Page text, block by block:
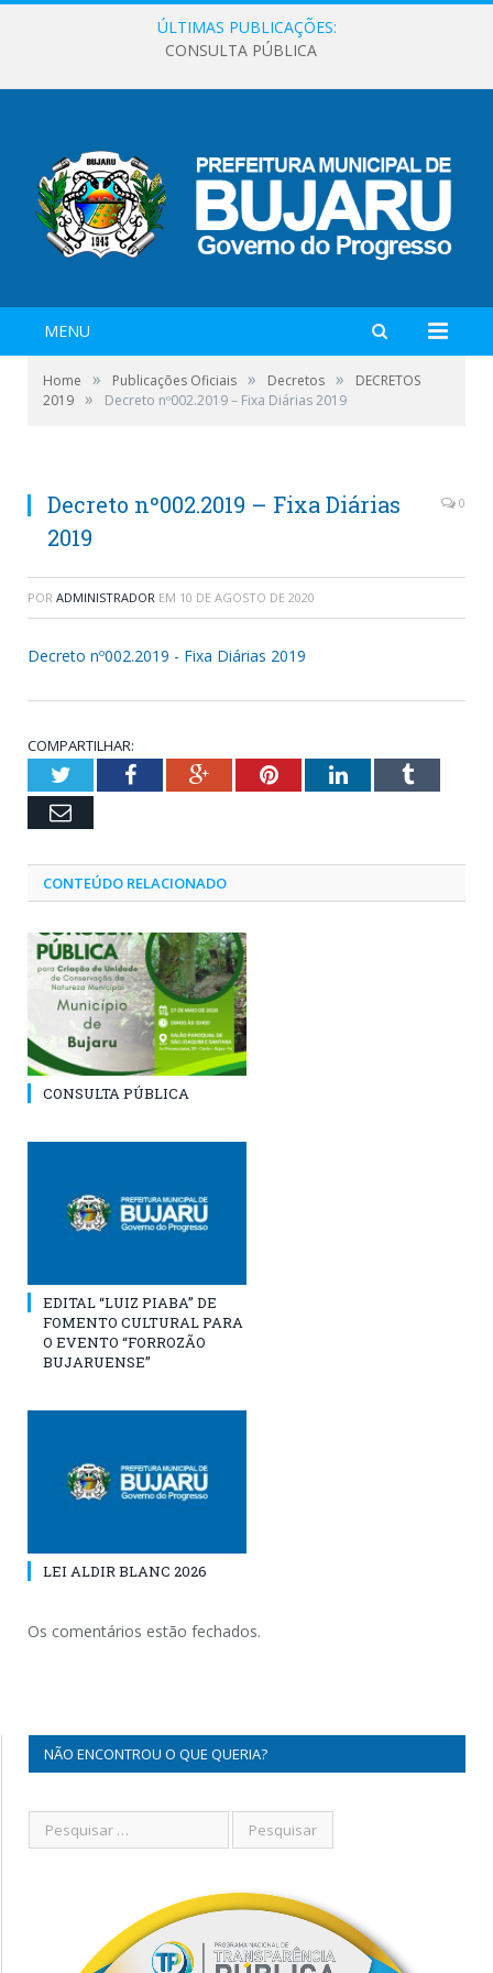
ÚLTIMAS PUBLICAÇÕES:
CONSULTA PÚBLICA
MENU
Home » Publicações Oficiais » Decretos »
DECRETOS
2019 » Decreto nº002.2019 – Fixa Diárias 2019
Decreto nº002.2019 – Fixa Diárias
2019
0
POR ADMINISTRADOR EM 10 DE AGOSTO DE 2020
Decreto nº002.2019 - Fixa Diárias 2019
COMPARTILHAR:
TwitterFacebookGoogle+PinterestLinkedInTumblr
Email
CONTEÚDO RELACIONADO
CONSULTA PÚBLICA
EDITAL “LUIZ PIABA” DE
FOMENTO CULTURAL PARA
O EVENTO “FORROZÃO
BUJARUENSE”
LEI ALDIR BLANC 2026
Os comentários estão fechados.
NÃO ENCONTROU O QUE QUERIA?